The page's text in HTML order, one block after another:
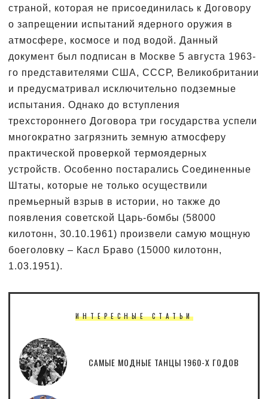
страной, которая не присоединилась к Договору
о запрещении испытаний ядерного оружия в
атмосфере, космосе и под водой. Данный
документ был подписан в Москве 5 августа 1963-
го представителями США, СССР, Великобритании
и предусматривал исключительно подземные
испытания. Однако до вступления
трехстороннего Договора три государства успели
многократно загрязнить земную атмосферу
практической проверкой термоядерных
устройств. Особенно постарались Соединенные
Штаты, которые не только осуществили
премьерный взрыв в истории, но также до
появления советской Царь-бомбы (58000
килотонн, 30.10.1961) произвели самую мощную
боеголовку – Касл Браво (15000 килотонн,
1.03.1951).
ИНТЕРЕСНЫЕ СТАТЬИ
САМЫЕ МОДНЫЕ ТАНЦЫ 1960-Х ГОДОВ